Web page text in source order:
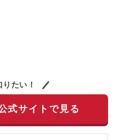
りたい！
式サイトで見る